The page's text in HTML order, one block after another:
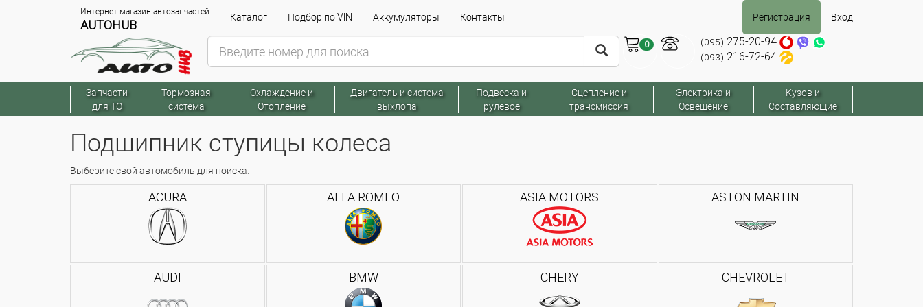
Интернет-магазин автозапчастей
AUTOHUB
Каталог Подбор по VIN Аккумуляторы Контакты Регистрация Вход
0 (095) 275-20-94
(093) 216-72-64
Запчасти
для ТО
Тормозная
система
Охлаждение и
Отопление
Двигатель и система
выхлопа
Подвеска и
рулевое
Сцепление и
трансмиссия
Электрика и
Освещение
Кузов и
Составляющие
Подшипник ступицы колеса
Выберите свой автомобиль для поиска:
ACURA ALFA ROMEO ASIA MOTORS ASTON MARTIN
AUDI BMW CHERY CHEVROLET